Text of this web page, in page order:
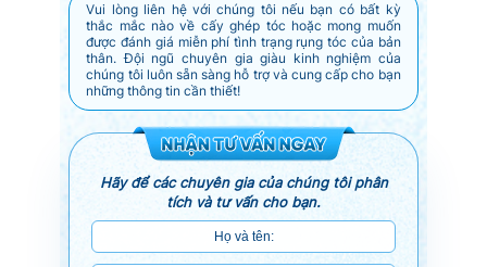
Vui lòng liên hệ với chúng tôi nếu bạn có bất kỳ
thắc mắc nào về cấy ghép tóc hoặc mong muốn
được đánh giá miễn phí tình trạng rụng tóc của bản
thân. Đội ngũ chuyên gia giàu kinh nghiệm của
chúng tôi luôn sẵn sàng hỗ trợ và cung cấp cho bạn
những thông tin cần thiết!
Hãy để các chuyên gia của chúng tôi phân
tích và tư vấn cho bạn.